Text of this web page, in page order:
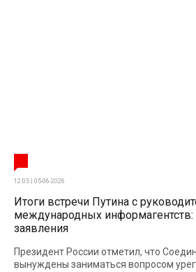
12:05 | 05-06-2026
Итоги встречи Путина с
международных
заявления
Президент России отметил, что
вынуждены заниматься вопросом